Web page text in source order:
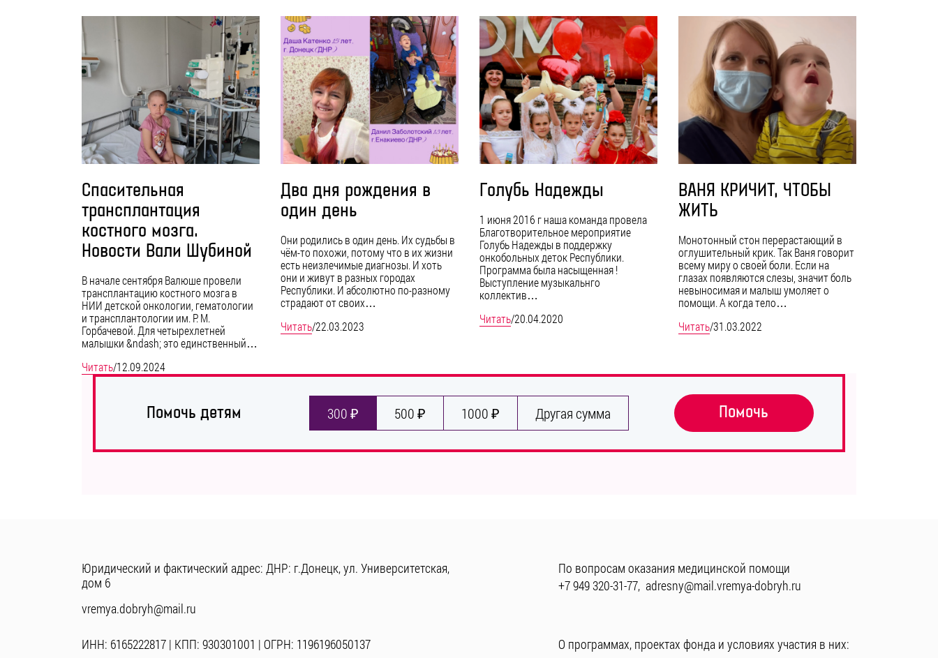
Спасительная
трансплантация
костного мозга.
Новости Вали Шубиной
В начале сентября Валюше провели
трансплантацию костного мозга в
НИИ детской онкологии, гематологии
и трансплантологии им. Р. М.
Горбачевой. Для четырехлетней
малышки &ndash; это единственный…
Читать/12.09.2024
Два дня рождения в
один день
Они родились в один день. Их судьбы в
чём-то похожи, потому что в их жизни
есть неизлечимые диагнозы. И хоть
они и живут в разных городах
Республики. И абсолютно по-разному
страдают от своих…
Читать/22.03.2023
Голубь Надежды
1 июня 2016 г наша команда провела
Благотворительное мероприятие
Голубь Надежды в поддержку
онкобольных деток Республики.
Программа была насыщенная !
Выступление музыкальнго
коллектив…
Читать/20.04.2020
ВАНЯ КРИЧИТ, ЧТОБЫ
ЖИТЬ
Монотонный стон перерастающий в
оглушительный крик. Так Ваня говорит
всему миру о своей боли. Если на
глазах появляются слезы, значит боль
невыносимая и малыш умоляет о
помощи. А когда тело…
Читать/31.03.2022
Помочь детям 300 ₽ 500 ₽ 1000 ₽ Другая сумма Помочь
Юридический и фактический адрес: ДНР: г.Донецк, ул. Университетская,
дом 6
vremya.dobryh@mail.ru
ИНН: 6165222817 | КПП: 930301001 | ОГРН: 1196196050137
По вопросам оказания медицинской помощи
+7 949 320-31-77, adresny@mail.vremya-dobryh.ru
О программах, проектах фонда и условиях участия в них: